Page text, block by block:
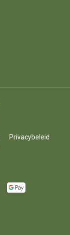
Privacybeleid